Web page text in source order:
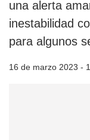
una alerta
inestabilidad
para algunos
16 de marzo 2023 -